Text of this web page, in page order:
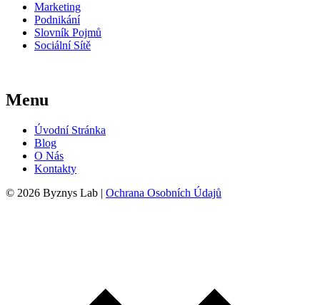
Marketing
Podnikání
Slovník Pojmů
Sociální Sítě
Menu
Úvodní Stránka
Blog
O Nás
Kontakty
© 2026 Byznys Lab | Ochrana Osobních Údajů